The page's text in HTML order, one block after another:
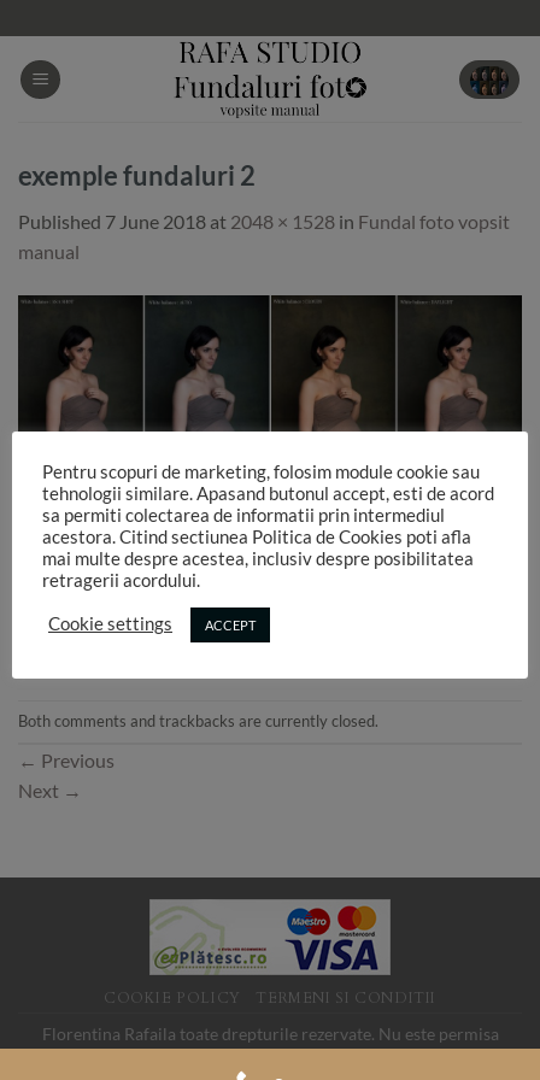
to
content
exemple fundaluri 2
Published 7 June 2018 at 2048 × 1528 in Fundal foto vopsit
manual
Both comments and trackbacks are currently closed.
← Previous
Next →
COOKIE POLICY TERMENI SI CONDITII
Florentina Rafaila toate drepturile rezervate. Nu este permisa
Pentru scopuri de marketing, folosim module cookie sau
tehnologii similare. Apasand butonul accept, esti de acord
sa permiti colectarea de informatii prin intermediul
acestora. Citind sectiunea Politica de Cookies poti afla
mai multe despre acestea, inclusiv despre posibilitatea
retragerii acordului.
Cookie settings ACCEPT